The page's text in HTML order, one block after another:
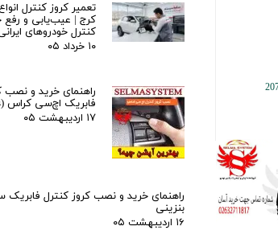
تعمیر کروز کنترل
کرج | عیب‌یابی و رفع
کنترل خودروهای
۱۰ خرداد ۰۵
راهنمای خرید و نصب
فابریک اچ‌سی کراس (H30 Cross)
۱۷ اردیبهشت ۰۵
راهنمای خرید و نصب کروز کنترل
بنزینی
۱۶ اردیبهشت ۰۵